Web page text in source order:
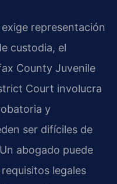
representación
custodia, el
County Juvenile
Court involucra
y
ser difíciles de
abogado puede
legales